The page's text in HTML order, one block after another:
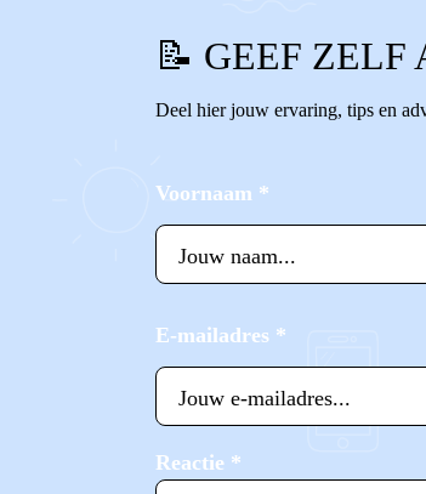
📝 GEEF ZELF
Deel hier jouw ervaring, tips en
Voornaam *
E-mailadres *
Reactie *